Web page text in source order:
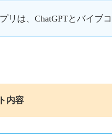
リは、ChatGPTとバイブ
内容